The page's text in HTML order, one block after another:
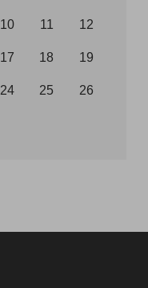
10 11 12
17 18 19
24 25 26